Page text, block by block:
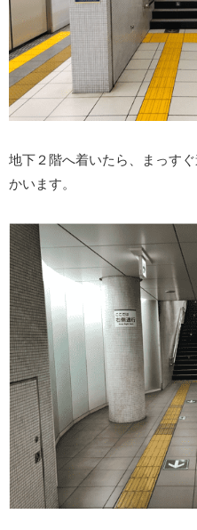
地下２階へ着いたら、まっす
かいます。